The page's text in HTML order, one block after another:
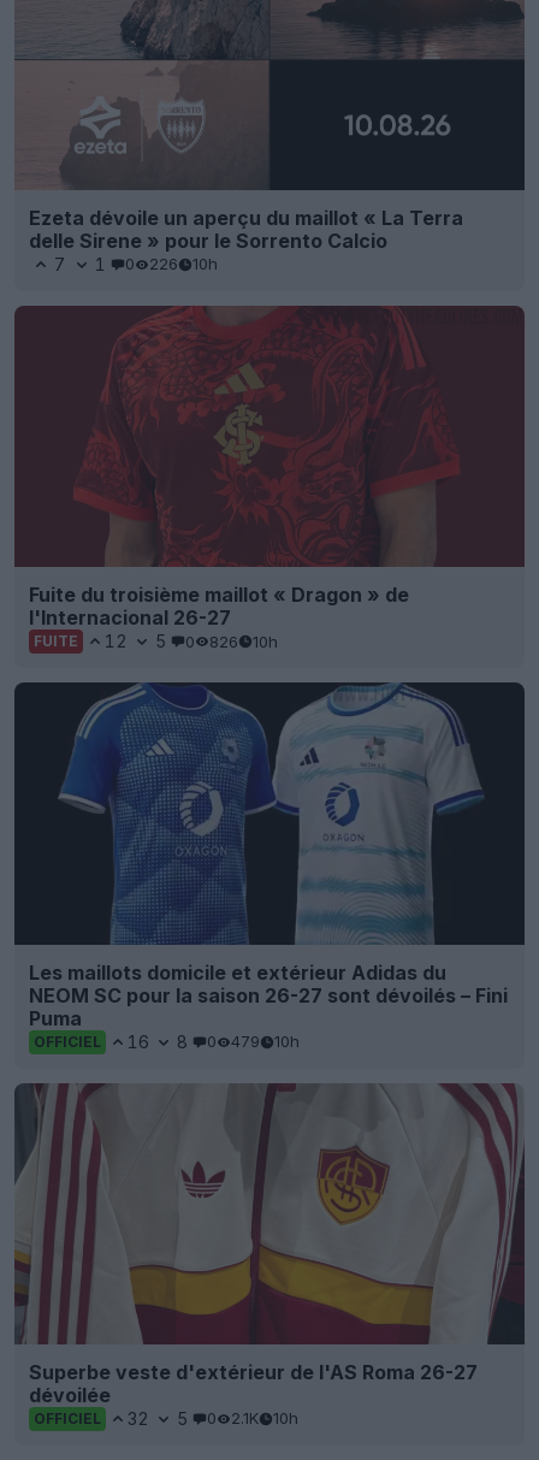
Ezeta dévoile un aperçu du maillot « La Terra
delle Sirene » pour le Sorrento Calcio
7 1 0 226 10h
Fuite du troisième maillot « Dragon » de
l'Internacional 26-27
FUITE 12 5 0 826 10h
Les maillots domicile et extérieur Adidas du
NEOM SC pour la saison 26-27 sont dévoilés – Fini
Puma
OFFICIEL 16 8 0 479 10h
Superbe veste d'extérieur de l'AS Roma 26-27
dévoilée
OFFICIEL 32 5 0 2.1K 10h